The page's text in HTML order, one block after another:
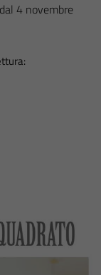
4 novembre